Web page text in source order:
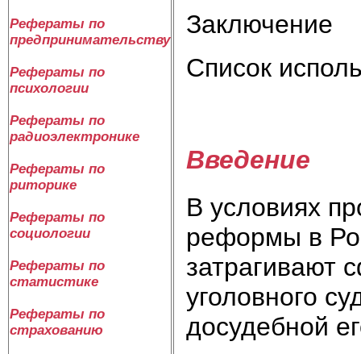
Рефераты по
предпринимательству
Рефераты по
психологии
Рефераты по
радиоэлектронике
Рефераты по
риторике
Рефераты по
социологии
Рефераты по
статистике
Рефераты по
страхованию
Заключение
Список
Введение
В условиях
реформы в
затрагивают
уголовного
досудебной